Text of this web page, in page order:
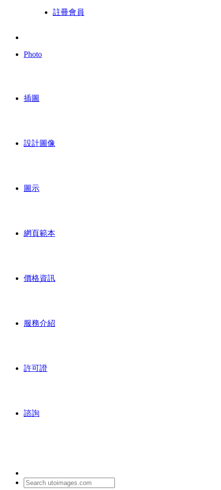
註冊會員
Photo
插圖
設計圖像
圖示
網頁範本
價格資訊
服務介紹
許可證
諮詢